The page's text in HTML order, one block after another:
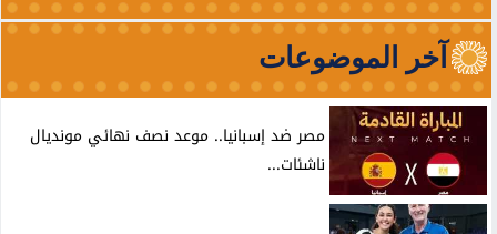
آخر الموضوعات
مصر ضد إسبانيا.. موعد نصف نهائي مونديال
ناشئات...